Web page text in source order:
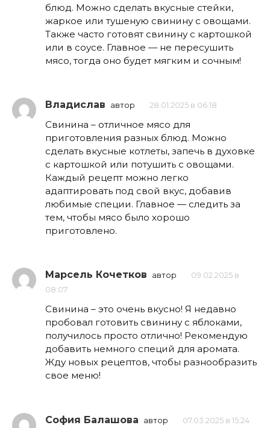
блюд. Можно сделать вкусные стейки,
жаркое или тушеную свинину с овощами.
Также часто готовят свинину с картошкой
или в соусе. Главное — не пересушить
мясо, тогда оно будет мягким и сочным!
Владислав автор 28.01.2025 в 06:18
Свинина – отличное мясо для
приготовления разных блюд. Можно
сделать вкусные котлеты, запечь в духовке
с картошкой или потушить с овощами.
Каждый рецепт можно легко
адаптировать под свой вкус, добавив
любимые специи. Главное — следить за
тем, чтобы мясо было хорошо
приготовлено.
Марсель Кочетков автор
09.02.2025 в
08:07
Свинина – это очень вкусно! Я недавно
пробовал готовить свинину с яблоками,
получилось просто отлично! Рекомендую
добавить немного специй для аромата.
Жду новых рецептов, чтобы разнообразить
свое меню!
София Балашова автор 07.03.2025 в 15:24